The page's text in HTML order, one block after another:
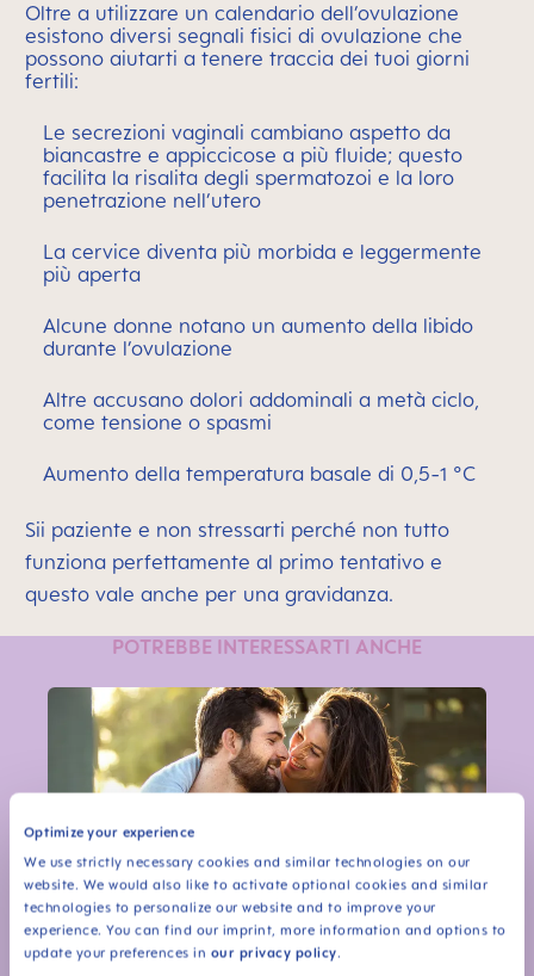
Optimize your experience
We use strictly necessary cookies and similar technologies on our
website. We would also like to activate optional cookies and similar
technologies to personalize our website and to improve your
experience. You can find our imprint, more information and options to
update your preferences in our privacy policy.
Oltre a utilizzare un calendario dell’ovulazione
esistono diversi segnali fisici di ovulazione che
possono aiutarti a tenere traccia dei tuoi giorni
fertili:
Le secrezioni vaginali cambiano aspetto da
biancastre e appiccicose a più fluide; questo
facilita la risalita degli spermatozoi e la loro
penetrazione nell’utero
La cervice diventa più morbida e leggermente
più aperta
Alcune donne notano un aumento della libido
durante l’ovulazione
Altre accusano dolori addominali a metà ciclo,
come tensione o spasmi
Aumento della temperatura basale di 0,5-1 °C
Sii paziente e non stressarti perché non tutto
funziona perfettamente al primo tentativo e
questo vale anche per una gravidanza.
POTREBBE INTERESSARTI ANCHE